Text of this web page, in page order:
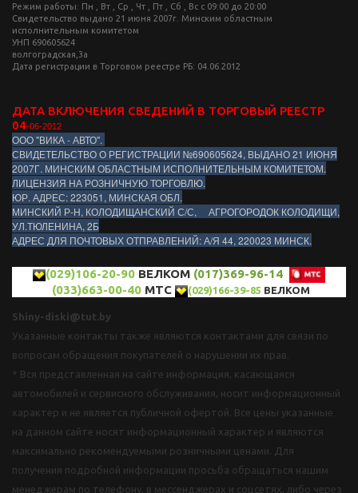
Режим работы: Пн , Вт , Ср , Чт , Пт , Сб , Вс c 09:00 до 20:00
Свидетельство выдано 21 июня 2007г. Минским областным
исполнительным комитетом
УНП 690605624
волгоградская,3а
Дата регистрации в Торговом реестре РБ: 04.06.2012
ДАТА ВКЛЮЧЕНИЯ СВЕДЕНИЙ В ТОРГОВЫЙ РЕЕСТР
04-06-2012
ООО "ВИКА - АВТО".
СВИДЕТЕЛЬСТВО О РЕГИСТРАЦИИ №690605624, ВЫДАНО 21 ИЮНЯ
2007Г. МИНСКИМ ОБЛАСТНЫМ ИСПОЛНИТЕЛЬНЫМ КОМИТЕТОМ.
ЛИЦЕНЗИЯ НА РОЗНИЧНУЮ ТОРГОВЛЮ.
ЮР. АДРЕС: 223051, МИНСКАЯ ОБЛ.
МИНСКИЙ Р-Н, КОЛОДИЩАНСКИЙ С/С, АГРОГОРОДОК КОЛОДИЩИ,
УЛ.ТЮЛЕНИНА, 2Б
АДРЕС ДЛЯ ПОЧТОВЫХ ОТПРАВЛЕНИЙ: А/Я 44, 220023 МИНСК.
(029)106-20-90 ВЕЛКОМ (017)369-96-14
(033)663-00-40МТС (029)166-39-85 ВЕЛКОМ
Shiny-diski@tut.by
Указанные контакты также являются контактами для связи по
вопросам обращения покупателей о нарушении их прав.
* Вся представленная на сайте информация, касающаяся
автомобилей и сервисного обслуживания, носит информационный
характер и не является публичной офертой. Все цены указанные
на данном сайте носят информационный характер и являются
максимально рекомендуемыми розничными ценами. Для
получения подробной информации просьба обращаться нашим
менеджерам по телефону, в мессенджерах и соцсетях, либо через